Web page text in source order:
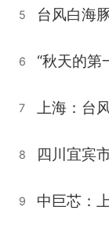
5 台风白海
6 “秋天的第
7
8
9